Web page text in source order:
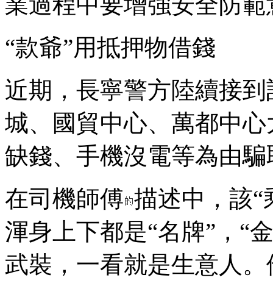
“款爺”用抵押物借錢
近期，長寧警方陸續接
城、國貿中心、萬都中
缺錢、手機沒電等為由
在司機師傅 描述中，該“
渾身上下都是“名牌”，“
武裝，一看就是生意人